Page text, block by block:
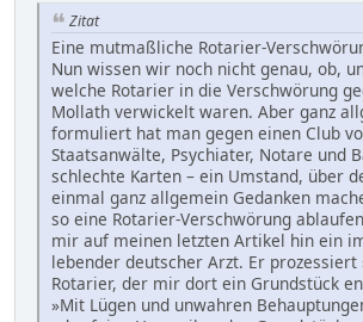
Zitat
Eine mutmaßliche Rotarier-
Nun wissen wir noch nicht genau, ob,
welche Rotarier in die Verschwörung
Mollath verwickelt waren. Aber ganz
formuliert hat man gegen einen Club
Staatsanwälte, Psychiater, Notare und
schlechte Karten – ein Umstand, über
einmal ganz allgemein Gedanken
so eine Rotarier-Verschwörung
mir auf meinen letzten Artikel hin ein
lebender deutscher Arzt. Er prozessiert
Rotarier, der mir dort ein Grundstück
»Mit Lügen und unwahren